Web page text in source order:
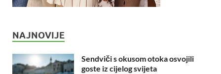
NAJNOVIJE
Sendviči s okusom otoka osvojili
goste iz cijelog svijeta